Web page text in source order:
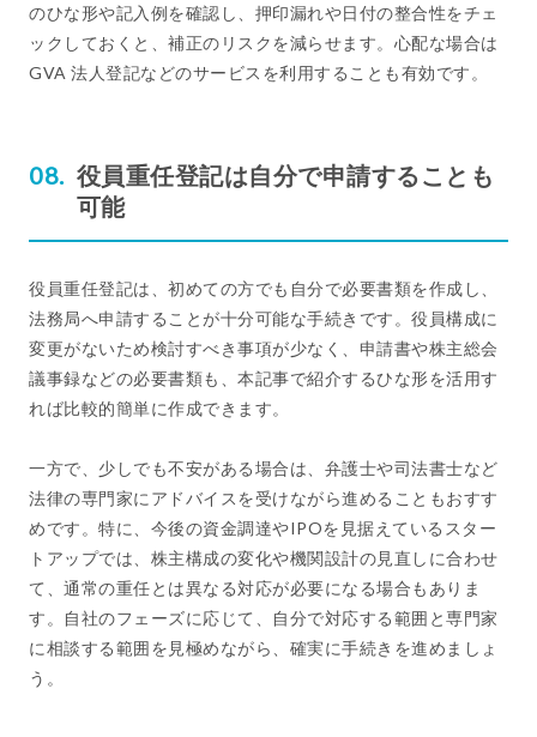
のひな形や記入例を確認し、押印漏れや日付の整合性をチェ
ックしておくと、補正のリスクを減らせます。心配な場合は
GVA 法人登記などのサービスを利用することも有効です。
役員重任登記は自分で申請することも
可能
役員重任登記は、初めての方でも自分で必要書類を作成し、
法務局へ申請することが十分可能な手続きです。役員構成に
変更がないため検討すべき事項が少なく、申請書や株主総会
議事録などの必要書類も、本記事で紹介するひな形を活用す
れば比較的簡単に作成できます。
一方で、少しでも不安がある場合は、弁護士や司法書士など
法律の専門家にアドバイスを受けながら進めることもおすす
めです。特に、今後の資金調達やIPOを見据えているスター
トアップでは、株主構成の変化や機関設計の見直しに合わせ
て、通常の重任とは異なる対応が必要になる場合もありま
す。自社のフェーズに応じて、自分で対応する範囲と専門家
に相談する範囲を見極めながら、確実に手続きを進めましょ
う。